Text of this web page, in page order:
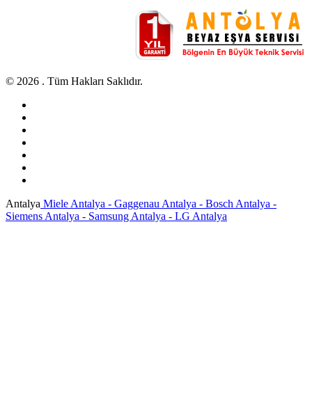
© 2026 . Tüm Hakları Saklıdır.
Antalya Miele Antalya - Gaggenau Antalya - Bosch Antalya -
Siemens Antalya - Samsung Antalya - LG Antalya